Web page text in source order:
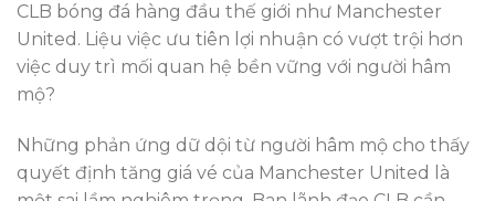
CLB bóng đá hàng đầu thế giới như Manchester
United. Liệu việc ưu tiên lợi nhuận có vượt trội hơn
việc duy trì mối quan hệ bền vững với người hâm
mộ?
Những phản ứng dữ dội từ người hâm mộ cho thấy
quyết định tăng giá vé của Manchester United là